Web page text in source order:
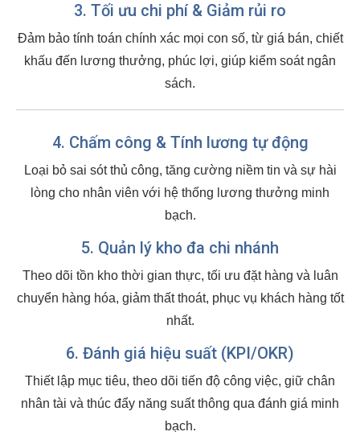
3. Tối ưu chi phí & Giảm rủi ro
Đảm bảo tính toán chính xác mọi con số, từ giá bán, chiết
khấu đến lương thưởng, phúc lợi, giúp kiểm soát ngân
sách.
4. Chấm công & Tính lương tự động
Loại bỏ sai sót thủ công, tăng cường niềm tin và sự hài
lòng cho nhân viên với hệ thống lương thưởng minh
bạch.
5. Quản lý kho đa chi nhánh
Theo dõi tồn kho thời gian thực, tối ưu đặt hàng và luân
chuyển hàng hóa, giảm thất thoát, phục vụ khách hàng tốt
nhất.
6. Đánh giá hiệu suất (KPI/OKR)
Thiết lập mục tiêu, theo dõi tiến độ công việc, giữ chân
nhân tài và thúc đẩy năng suất thông qua đánh giá minh
bạch.